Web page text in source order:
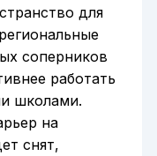
для
соперников
работать
школами.
на
снят,